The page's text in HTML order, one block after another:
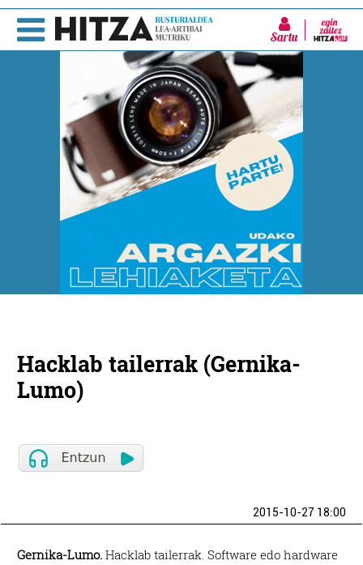
Sartu
Hacklab tailerrak (Gernika-
Lumo)
2015-10-27 18:00
Gernika-Lumo. Hacklab tailerrak. Software edo hardware